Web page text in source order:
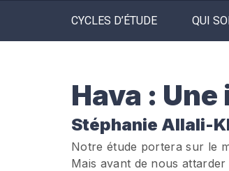
CYCLES D’ÉTUDE QUI
Hava :
Stéphanie Allali-
Notre étude portera sur le
Mais avant de nous